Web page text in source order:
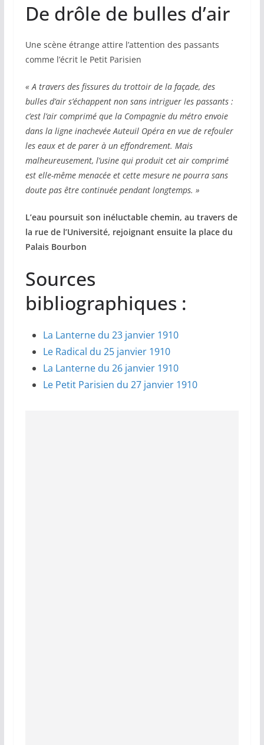
De drôle de bulles d’air
Une scène étrange attire l’attention des passants
comme l’écrit le Petit Parisien
« A travers des fissures du trottoir de la façade, des
bulles d’air s’échappent non sans intriguer les passants :
c’est l’air comprimé que la Compagnie du métro envoie
dans la ligne inachevée Auteuil Opéra en vue de refouler
les eaux et de parer à un effondrement. Mais
malheureusement, l’usine qui produit cet air comprimé
est elle-même menacée et cette mesure ne pourra sans
doute pas être continuée pendant longtemps. »
L’eau poursuit son inéluctable chemin, au travers de
la rue de l’Université, rejoignant ensuite la place du
Palais Bourbon
Sources
bibliographiques :
La Lanterne du 23 janvier 1910
Le Radical du 25 janvier 1910
La Lanterne du 26 janvier 1910
Le Petit Parisien du 27 janvier 1910